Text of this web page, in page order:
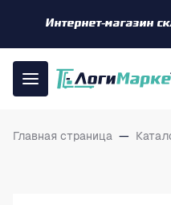
Интернет-магазин
Главная страница —